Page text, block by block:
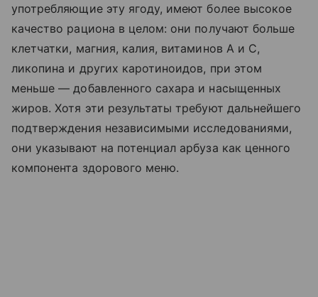
употребляющие эту ягоду, имеют более высокое
качество рациона в целом: они получают больше
клетчатки, магния, калия, витаминов А и С,
ликопина и других каротиноидов, при этом
меньше — добавленного сахара и насыщенных
жиров. Хотя эти результаты требуют дальнейшего
подтверждения независимыми исследованиями,
они указывают на потенциал арбуза как ценного
компонента здорового меню.